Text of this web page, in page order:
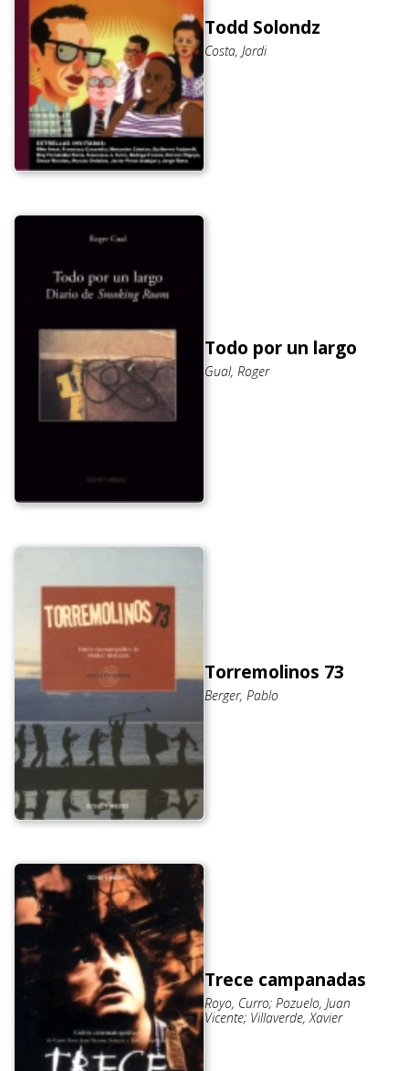
Todd Solondz
Costa, Jordi
Todo por un largo
Gual, Roger
Torremolinos 73
Berger, Pablo
Trece campanadas
Royo, Curro; Pozuelo, Juan
Vicente; Villaverde, Xavier